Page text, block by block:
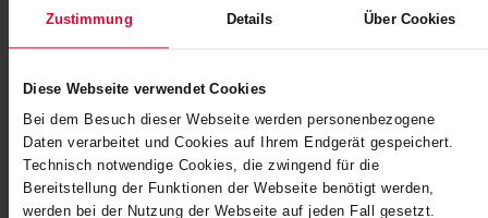
Zustimmung Details Über Cookies
Diese Webseite verwendet Cookies
Bei dem Besuch dieser Webseite werden personenbezogene
Daten verarbeitet und Cookies auf Ihrem Endgerät gespeichert.
Technisch notwendige Cookies, die zwingend für die
Bereitstellung der Funktionen der Webseite benötigt werden,
werden bei der Nutzung der Webseite auf jeden Fall gesetzt.
SPENDE ZU WEIHNACHTEN 2025
Verantwortung zu übernehmen, liegt uns am Herzen.
Deshalb verzichten wir auf große Geschenke und helfen
stattdessen mit einer Spende dort, wo…